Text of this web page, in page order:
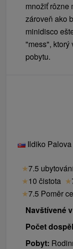
množiť rôzne
zároveň ako
minidisco
"mess",
pobytu.
Ildiko
★7.5
★10 čistota ★
★7.5 Poměr
Navštívené
Počet
Pobyt: